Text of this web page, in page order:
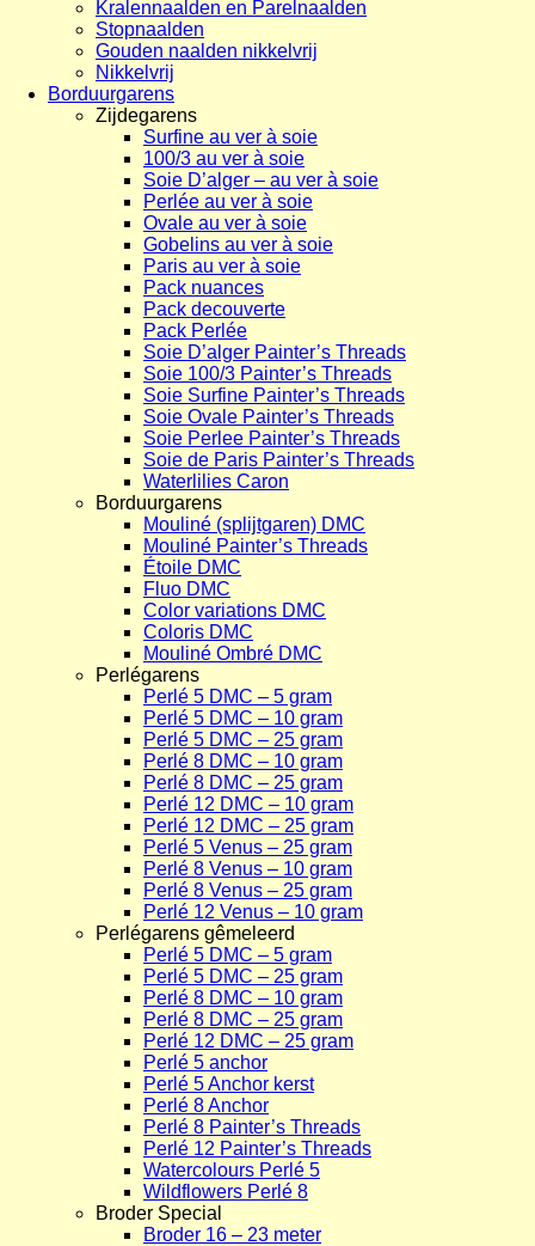
Kralennaalden en Parelnaalden
Stopnaalden
Gouden naalden nikkelvrij
Nikkelvrij
Borduurgarens
Zijdegarens
Surfine au ver à soie
100/3 au ver à soie
Soie D’alger – au ver à soie
Perlée au ver à soie
Ovale au ver à soie
Gobelins au ver à soie
Paris au ver à soie
Pack nuances
Pack decouverte
Pack Perlée
Soie D’alger Painter’s Threads
Soie 100/3 Painter’s Threads
Soie Surfine Painter’s Threads
Soie Ovale Painter’s Threads
Soie Perlee Painter’s Threads
Soie de Paris Painter’s Threads
Waterlilies Caron
Borduurgarens
Mouliné (splijtgaren) DMC
Mouliné Painter’s Threads
Étoile DMC
Fluo DMC
Color variations DMC
Coloris DMC
Mouliné Ombré DMC
Perlégarens
Perlé 5 DMC – 5 gram
Perlé 5 DMC – 10 gram
Perlé 5 DMC – 25 gram
Perlé 8 DMC – 10 gram
Perlé 8 DMC – 25 gram
Perlé 12 DMC – 10 gram
Perlé 12 DMC – 25 gram
Perlé 5 Venus – 25 gram
Perlé 8 Venus – 10 gram
Perlé 8 Venus – 25 gram
Perlé 12 Venus – 10 gram
Perlégarens gêmeleerd
Perlé 5 DMC – 5 gram
Perlé 5 DMC – 25 gram
Perlé 8 DMC – 10 gram
Perlé 8 DMC – 25 gram
Perlé 12 DMC – 25 gram
Perlé 5 anchor
Perlé 5 Anchor kerst
Perlé 8 Anchor
Perlé 8 Painter’s Threads
Perlé 12 Painter’s Threads
Watercolours Perlé 5
Wildflowers Perlé 8
Broder Special
Broder 16 – 23 meter